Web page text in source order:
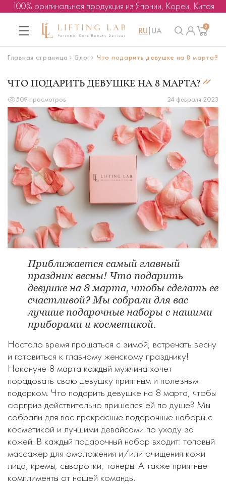
100% оригинальная продукция из Японии, Кореи, Китая
RU UA 0
Главная страница Блог Что подарить девушке на 8 марта?
ЧТО ПОДАРИТЬ ДЕВУШКЕ НА 8 МАРТА?
509 просмотров 24 февраля 2023
Приближается самый главный
праздник весны! Что подарить
девушке на 8 марта, чтобы сделать ее
счастливой? Мы собрали для вас
лучшие подарочные наборы с нашими
приборами и косметикой.
Настало время прощаться с зимой, встречать весну
и готовиться к главному женскому празднику!
Накануне 8 марта каждый мужчина хочет
порадовать свою девушку приятным и полезным
подарком. Что подарить девушке на 8 марта, чтобы
сюрприз действительно пришелся ей по душе? Мы
собрали для вас прекрасные подарочные наборы с
косметикой и лучшими девайсами по уходу за
кожей. В каждый подарочный набор входит: топовый
массажер для омоложения и/или очищения кожи
лица, кремы, сыворотки, тонеры. А также приятные
комплименты от нашей команды.